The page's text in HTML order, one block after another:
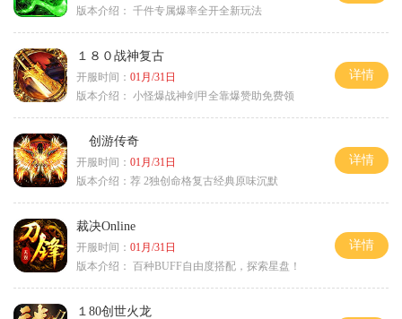
版本介绍： 千件专属爆率全开全新玩法
１８０战神复古
开服时间： 01月/31日
版本介绍： 小怪爆战神剑甲全靠爆赞助免费领
详情
创游传奇
开服时间： 01月/31日
版本介绍： 荐 2独创命格复古经典原味沉默
详情
裁决Online
开服时间： 01月/31日
版本介绍： 百种BUFF自由度搭配，探索星盘！
详情
１80创世火龙